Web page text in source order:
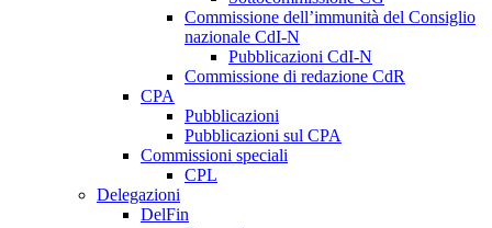
Commissione dell’immunità del Consiglio
nazionale CdI-N
Pubblicazioni CdI-N
Commissione di redazione CdR
CPA
Pubblicazioni
Pubblicazioni sul CPA
Commissioni speciali
CPL
Delegazioni
DelFin